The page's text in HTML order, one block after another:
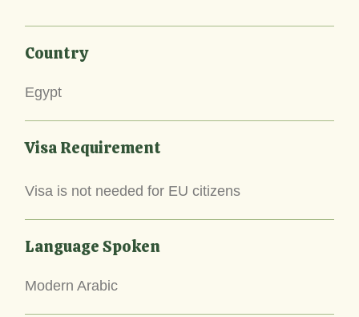
Country
Egypt
Visa Requirement
Visa is not needed for EU citizens
Language Spoken
Modern Arabic